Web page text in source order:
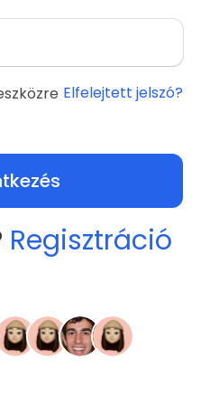
Elfelejtett jelszó?
Regisztráció